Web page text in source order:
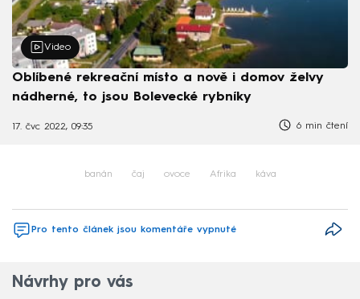
Video
Oblíbené rekreační místo a nově i domov želvy
nádherné, to jsou Bolevecké rybníky
17. čvc 2022, 09:35 6 min čtení
banán čaj ovoce Afrika káva
Pro tento článek jsou komentáře vypnuté
Návrhy pro vás